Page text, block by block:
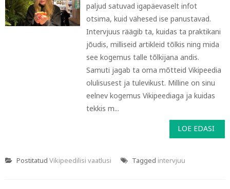
paljud satuvad igapäevaselt infot
otsima, kuid vähesed ise panustavad.
Intervjuus räägib ta, kuidas ta praktikani
jõudis, milliseid artikleid tõlkis ning mida
see kogemus talle tõlkijana andis.
Samuti jagab ta oma mõtteid Vikipeedia
olulisusest ja tulevikust. Milline on sinu
eelnev kogemus Vikipeediaga ja kuidas
tekkis m...
LOE EDASI
Postitatud Vikipeedilisi vaatlusi Tagged intervjuu